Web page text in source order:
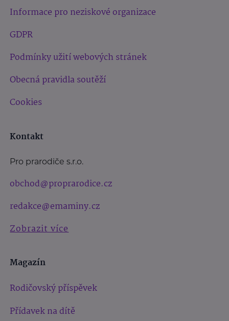
Informace pro neziskové organizace
GDPR
Podmínky užití webových stránek
Obecná pravidla soutěží
Cookies
Kontakt
Pro prarodiče s.r.o.
obchod@proprarodice.cz
redakce@emaminy.cz
Zobrazit více
Magazín
Rodičovský příspěvek
Přídavek na dítě